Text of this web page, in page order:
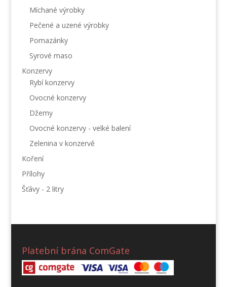
Míchané výrobky
Pečené a uzené výrobky
Pomazánky
Syrové maso
Konzervy
Rybí konzervy
Ovocné konzervy
Džemy
Ovocné konzervy - velké balení
Zelenina v konzervě
Koření
Přílohy
Šťávy - 2 litry
Platební brána ComGate